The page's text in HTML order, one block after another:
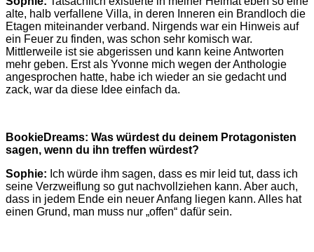
alte, halb verfallene Villa, in deren Inneren ein Brandloch die
Etagen miteinander verband. Nirgends war ein Hinweis auf
ein Feuer zu finden, was schon sehr komisch war.
Mittlerweile ist sie abgerissen und kann keine Antworten
mehr geben. Erst als Yvonne mich wegen der Anthologie
angesprochen hatte, habe ich wieder an sie gedacht und
zack, war da diese Idee einfach da.
BookieDreams: Was würdest du deinem Protagonisten
sagen, wenn du ihn treffen würdest?
Sophie: Ich würde ihm sagen, dass es mir leid tut, dass ich
seine Verzweiflung so gut nachvollziehen kann. Aber auch,
dass in jedem Ende ein neuer Anfang liegen kann. Alles hat
einen Grund, man muss nur „offen“ dafür sein.